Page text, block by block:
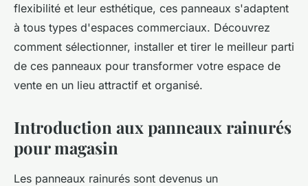
flexibilité et leur esthétique, ces panneaux s'adaptent
à tous types d'espaces commerciaux. Découvrez
comment sélectionner, installer et tirer le meilleur parti
de ces panneaux pour transformer votre espace de
vente en un lieu attractif et organisé.
Introduction aux panneaux rainurés
pour magasin
Les panneaux rainurés sont devenus un